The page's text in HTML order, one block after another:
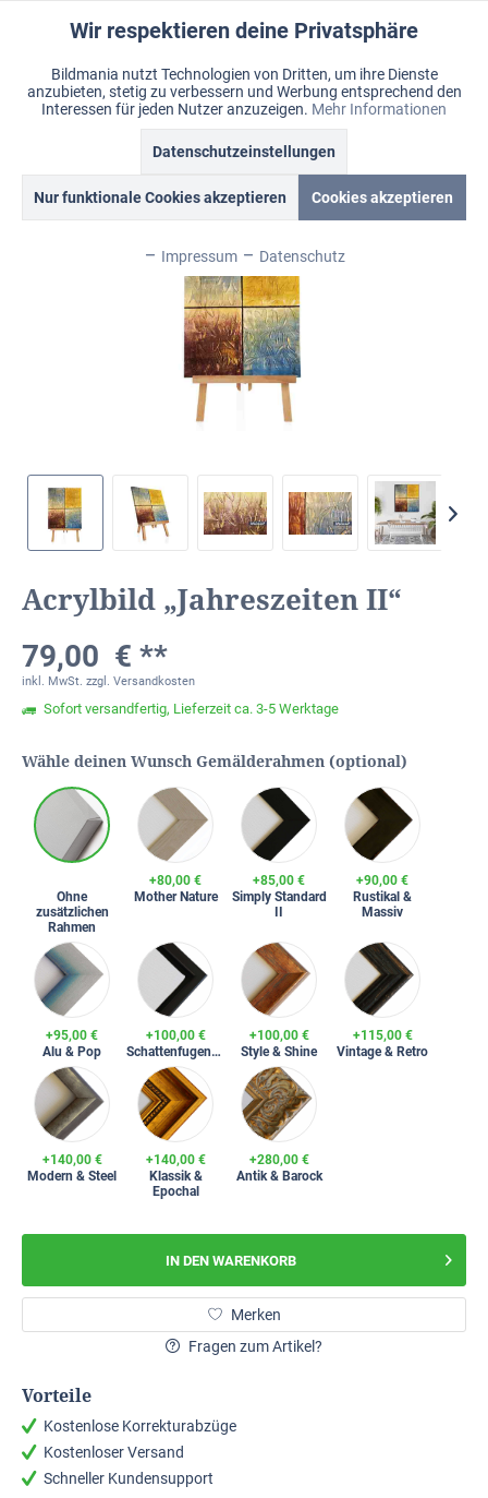
Warenkorb
Merkzettel Mein Konto
Menü
Bildmania > Acrylbilder > XL Wandbilder
Acrylbild „Jahreszeiten II“
79,00 € **
inkl. MwSt. zzgl. Versandkosten
Sofort versandfertig, Lieferzeit ca. 3-5 Werktage
Wähle deinen Wunsch Gemälderahmen (optional)
Ohne
zusätzlichen
Rahmen
+80,00 €
Mother Nature
+85,00 €
Simply Standard
+90,00 €
Rustikal &
Massiv
+95,00 €
Alu & Pop
+100,00 €
Schattenfugenrahmen
+100,00 €
Style & Shine
+115,00 €
Vintage & Retro
+140,00 €
Modern & Steel
+140,00 €
Klassik &
Epochal
+280,00 €
Antik & Barock
IN DEN WARENKORB
Merken
Fragen zum Artikel?
Vorteile
Kostenlose Korrekturabzüge
Kostenloser Versand
Schneller Kundensupport
Funktionale Aktiv
Marketing Inaktiv
Inaktiv
Wir respektieren deine Privatsphäre
Bildmania nutzt Technologien von Dritten, um ihre Dienste
anzubieten, stetig zu verbessern und Werbung entsprechend den
Interessen für jeden Nutzer anzuzeigen. Mehr Informationen
Datenschutzeinstellungen
Nur funktionale Cookies akzeptieren Cookies akzeptieren
Impressum Datenschutz